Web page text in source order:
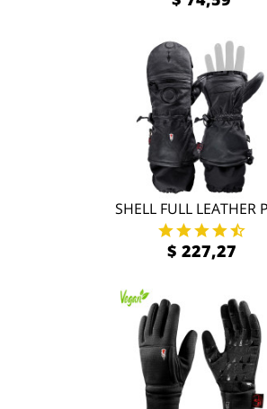
SHELL FULL LEATHER
$ 227,27